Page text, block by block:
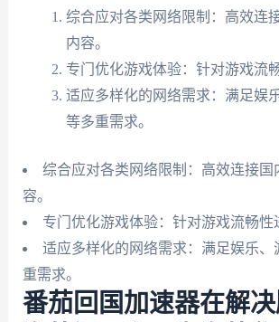
综合应对各类网络限制：高效连
内容。
专门优化游戏体验：针对游戏流
适应多样化的网络需求：满足娱
等多重需求。
综合应对各类网络限制：高效连接国
容。
专门优化游戏体验：针对游戏流畅性
适应多样化的网络需求：满足娱乐、
重需求。
番茄回国加速器在解